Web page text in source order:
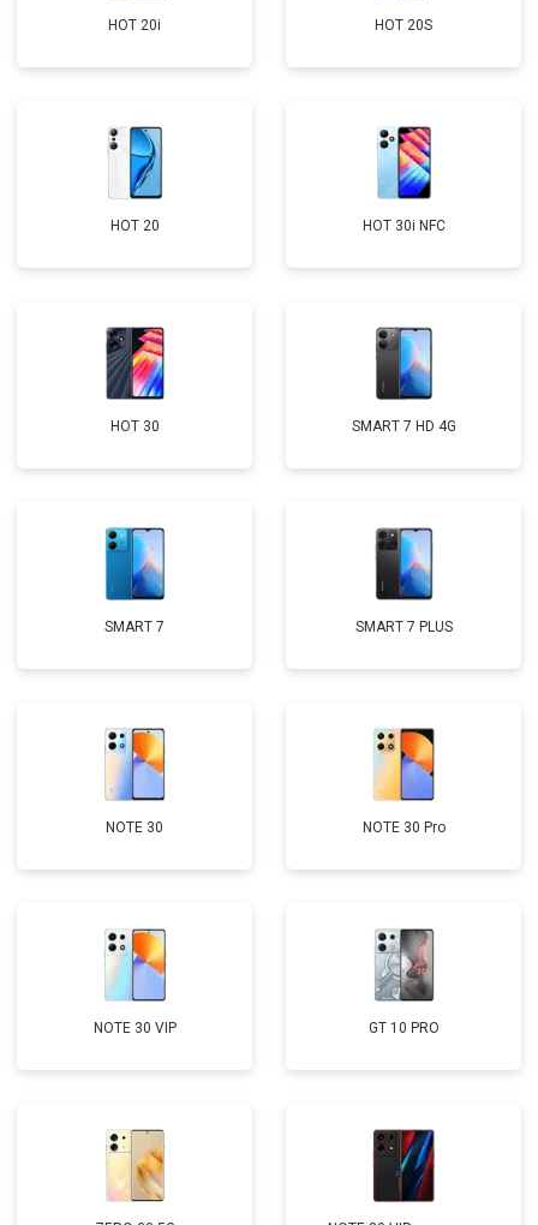
HOT 20i HOT 20S
HOT 20 HOT 30i NFC
HOT 30 SMART 7 HD 4G
SMART 7 SMART 7 PLUS
NOTE 30 NOTE 30 Pro
NOTE 30 VIP GT 10 PRO